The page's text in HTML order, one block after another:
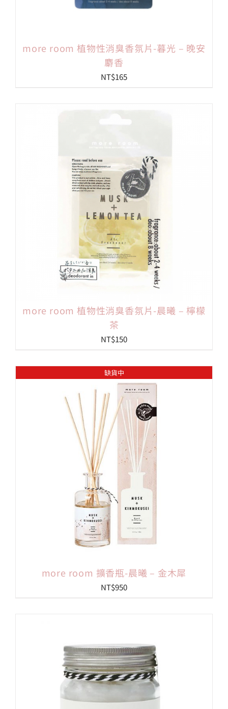
more room 植物性消臭香氛片-暮光 – 晚安
麝香
NT$165
more room 植物性消臭香氛片-晨曦 – 檸檬
茶
NT$150
缺貨中
more room 擴香瓶-晨曦 – 金木犀
NT$950